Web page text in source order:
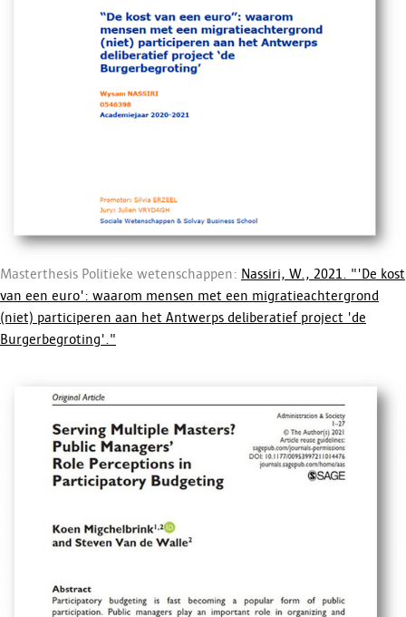
Masterthesis Politieke wetenschappen: Nassiri, W., 2021. "'De kost
van een euro': waarom mensen met een migratieachtergrond
(niet) participeren aan het Antwerps deliberatief project 'de
Burgerbegroting'."